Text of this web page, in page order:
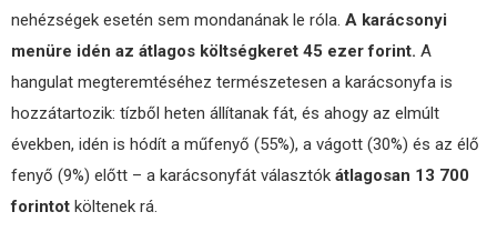
nehézségek esetén sem mondanának le róla. A karácsonyi
menüre idén az átlagos költségkeret 45 ezer forint. A
hangulat megteremtéséhez természetesen a karácsonyfa is
hozzátartozik: tízből heten állítanak fát, és ahogy az elmúlt
években, idén is hódít a műfenyő (55%), a vágott (30%) és az élő
fenyő (9%) előtt – a karácsonyfát választók átlagosan 13 700
forintot költenek rá.